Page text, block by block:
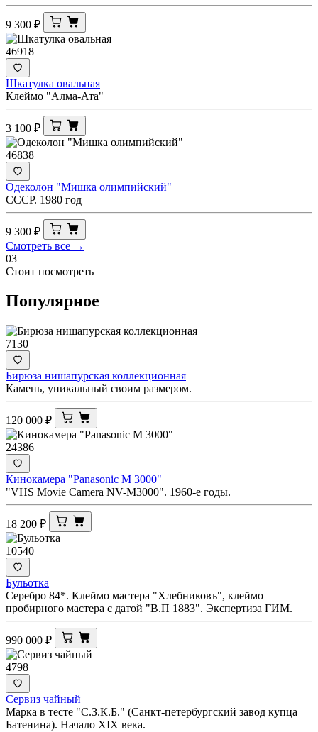
9 300 ₽
46918
Шкатулка овальная
Клеймо "Алма-Ата"
3 100 ₽
46838
Одеколон "Мишка олимпийский"
СССР. 1980 год
9 300 ₽
Смотреть все →
03
Стоит посмотреть
Популярное
7130
Бирюза нишапурская коллекционная
Камень, уникальный своим размером.
120 000 ₽
24386
Кинокамера "Panasonic M 3000"
"VHS Movie Camera NV-M3000". 1960-е годы.
18 200 ₽
10540
Бульотка
Серебро 84*. Клеймо мастера "Хлебниковъ", клеймо
пробирного мастера с датой "В.П 1883". Экспертиза ГИМ.
990 000 ₽
4798
Сервиз чайный
Марка в тесте "С.З.К.Б." (Санкт-петербургский завод купца
Батенина). Начало XIX века.